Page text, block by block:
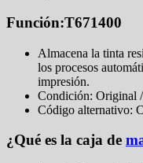
Función:T671400
Almacena la tinta
los procesos
impresión.
Condición: Original
Código alternativo:
¿Qué es la caja de